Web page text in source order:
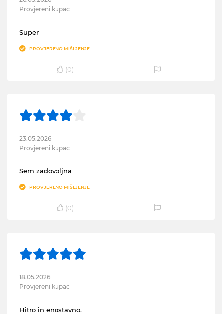
Provjereni kupac
Super
PROVJERENO MIŠLJENJE
(0)
23.05.2026
Provjereni kupac
Sem zadovoljna
PROVJERENO MIŠLJENJE
(0)
18.05.2026
Provjereni kupac
Hitro in enostavno.